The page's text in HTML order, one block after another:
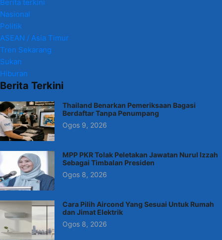
Berita terkini
Nasional
Politik
ASEAN / Asia Timur
Tren Sekarang
Sukan
Hiburan
Berita Terkini
Thailand Benarkan Pemeriksaan Bagasi
Berdaftar Tanpa Penumpang
Ogos 9, 2026
MPP PKR Tolak Peletakan Jawatan Nurul Izzah
Sebagai Timbalan Presiden
Ogos 8, 2026
Cara Pilih Aircond Yang Sesuai Untuk Rumah
dan Jimat Elektrik
Ogos 8, 2026